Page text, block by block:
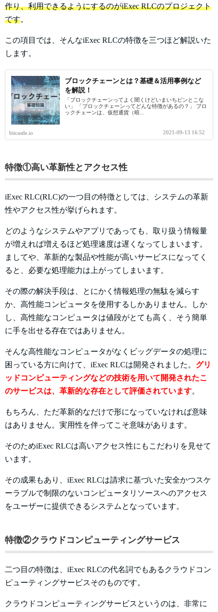
作り、利用できるようにするのがiExec RLCのプロジェクト
です。
この項目では、そんなiExec RLCの特徴を三つほど解説いた
します。
ブロックチェーンとは？基礎＆活用事例など
を解説！
「ブロックチェーンってよく聞くけどいまいちピンとこな
い」 「ブロックチェーンってどんな特徴があるの？」 ブロ
ックチェーンは、仮想通貨（暗...
bitcastle.io 2021-09-13 16:52
特徴①高い革新性とアクセス性
iExec RLC(RLC)の一つ目の特徴としては、システムの革新
性やアクセス性が挙げられます。
どのようなシステムやアプリであっても、取り扱う情報量
が増えれば増えるほど処理速度は遅くなってしまいます。
ましてや、革新的な製品や性能が高いサービスになってく
ると、必要な処理能力は上がってしまいます。
その際の解決手段は、とにかく情報処理の無駄を減らす
か、高性能コンピュータを使用するしかありません。しか
し、高性能なコンピュータは値段がとても高く、そう簡単
に手を出せる存在ではありません。
そんな高性能なコンピュータがなくビッグデータの処理に
困っている方に向けて、iExec RLCは開発されました。 グリ
ッドコンピューティングなどの技術を用いて開発されたこ
のサービスは、革新的な存在として評価されています。
もちろん、ただ革新的なだけで形になっていなければ意味
はありません。実用性を伴ってこそ意味があります。
そのためiExec RLCは高いアクセス性にもこだわりを見せて
います。
その成果もあり、iExec RLCは請求に基づいた安全かつスケ
ーラブルで制限のないコンピュータリソースへのアクセス
をユーザーに提供できるシステムとなっています。
特徴②クラウドコンピューティングサービス
二つ目の特徴は、iExec RLCの代名詞でもあるクラウドコン
ピューティングサービスそのものです。
クラウドコンピューティングサービスというのは、非常に